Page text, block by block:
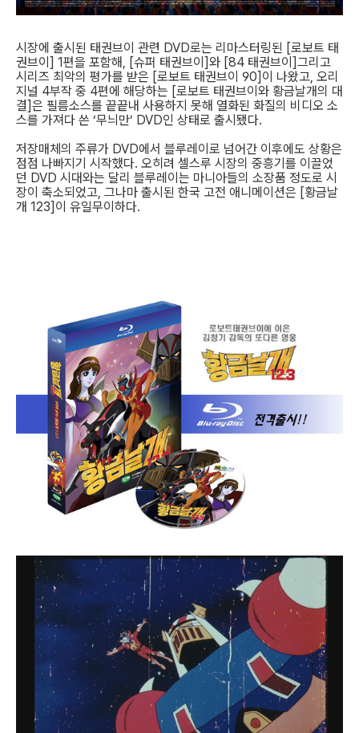
시장에 출시된 태권브이 관련 DVD로는 리마스터링된 [로보트 태
권브이] 1편을 포함해, [슈퍼 태권브이]와 [84 태권브이]그리고
시리즈 최악의 평가를 받은 [로보트 태권브이 90]이 나왔고, 오리
지널 4부작 중 4편에 해당하는 [로보트 태권브이와 황금날개의 대
결]은 필름소스를 끝끝내 사용하지 못해 열화된 화질의 비디오 소
스를 가져다 쓴 ‘무늬만’ DVD인 상태로 출시됐다.
저장매체의 주류가 DVD에서 블루레이로 넘어간 이후에도 상황은
점점 나빠지기 시작했다. 오히려 셀스루 시장의 중흥기를 이끌었
던 DVD 시대와는 달리 블루레이는 마니아들의 소장품 정도로 시
장이 축소되었고, 그나마 출시된 한국 고전 애니메이션은 [황금날
개 123]이 유일무이하다.